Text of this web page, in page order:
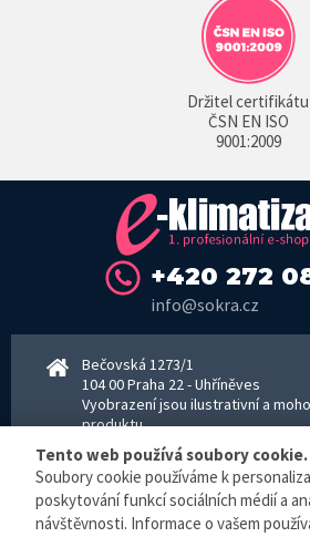
Držitel certifikátu
ČSN EN ISO
9001:2009
+420 272
info@sokra.cz
Bečovská 1273/1
104 00 Praha 22 - Uhříněves
Vyobrazení jsou ilustrativní a
produktu.
www.sokra.cz│www.haier-
Otevírací doba
Tento web používá soubory cookie.
Soubory cookie používáme k
poskytování funkcí sociálních médií a
návštěvnosti. Informace o vašem